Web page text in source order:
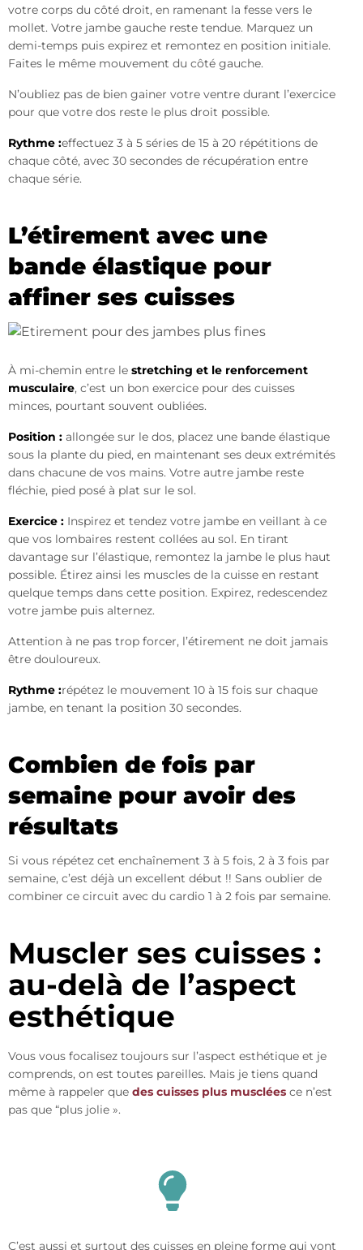
votre corps du côté droit, en ramenant la fesse vers le
mollet. Votre jambe gauche reste tendue. Marquez un
demi-temps puis expirez et remontez en position initiale.
Faites le même mouvement du côté gauche.
N’oubliez pas de bien gainer votre ventre durant l’exercice
pour que votre dos reste le plus droit possible.
Rythme :effectuez 3 à 5 séries de 15 à 20 répétitions de
chaque côté, avec 30 secondes de récupération entre
chaque série.
L’étirement avec une
bande élastique pour
affiner ses cuisses
À mi-chemin entre le stretching et le renforcement
musculaire, c’est un bon exercice pour des cuisses
minces, pourtant souvent oubliées.
Position : allongée sur le dos, placez une bande élastique
sous la plante du pied, en maintenant ses deux extrémités
dans chacune de vos mains. Votre autre jambe reste
fléchie, pied posé à plat sur le sol.
Exercice : Inspirez et tendez votre jambe en veillant à ce
que vos lombaires restent collées au sol. En tirant
davantage sur l’élastique, remontez la jambe le plus haut
possible. Étirez ainsi les muscles de la cuisse en restant
quelque temps dans cette position. Expirez, redescendez
votre jambe puis alternez.
Attention à ne pas trop forcer, l’étirement ne doit jamais
être douloureux.
Rythme :répétez le mouvement 10 à 15 fois sur chaque
jambe, en tenant la position 30 secondes.
Combien de fois par
semaine pour avoir des
résultats
Si vous répétez cet enchaînement 3 à 5 fois, 2 à 3 fois par
semaine, c’est déjà un excellent début !! Sans oublier de
combiner ce circuit avec du cardio 1 à 2 fois par semaine.
Muscler ses cuisses :
au-delà de l’aspect
esthétique
Vous vous focalisez toujours sur l’aspect esthétique et je
comprends, on est toutes pareilles. Mais je tiens quand
même à rappeler que des cuisses plus musclées ce n’est
pas que “plus jolie ».
C’est aussi et surtout des cuisses en pleine forme qui vont